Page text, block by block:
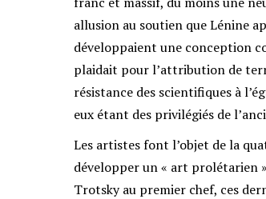
allusion au soutien que Lénine
développaient une conception
plaidait pour l’attribution de
résistance des scientifiques à
eux étant des privilégiés de
Les artistes font l’objet de la
développer un « art prolétarien
Trotsky au premier chef, ces